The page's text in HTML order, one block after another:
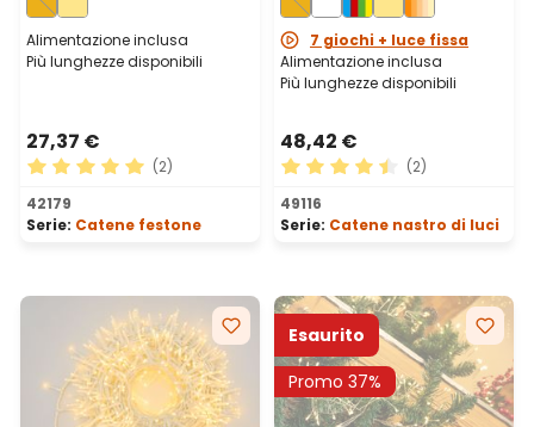
Alimentazione inclusa
Più lunghezze disponibili
27,37 €
Valutazione media di 5 su 5 stelle
(2)
42179
Serie: Catene festone
7 giochi + luce fissa
Alimentazione inclusa
Più lunghezze disponibili
48,42 €
Valutazione media di 4.5
(2)
49116
Serie: Catene nastro di luci
Esaurito
Promo 37%